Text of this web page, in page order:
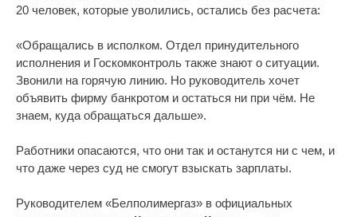
20 человек, которые уволились, остались без расчета:
«Обращались в исполком. Отдел принудительного
исполнения и Госкомконтроль также знают о ситуации.
Звонили на горячую линию. Но руководитель хочет
объявить фирму банкротом и остаться ни при чём. Не
знаем, куда обращаться дальше».
Работники опасаются, что они так и останутся ни с чем, и
что даже через суд не смогут взыскать зарплаты.
Руководителем «Белполимергаз» в официальных